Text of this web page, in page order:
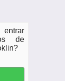
entrar
de